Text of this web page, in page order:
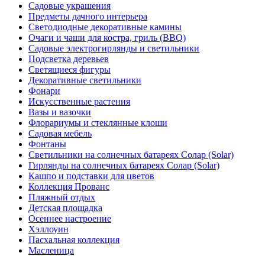
Садовые украшения
Предметы дачного интерьера
Светодиодные декоративные камины
Очаги и чаши для костра, гриль (BBQ)
Садовые электрогирлянды и светильники
Подсветка деревьев
Светящиеся фигуры
Декоративные светильники
Фонари
Искусственные растения
Вазы и вазочки
Флорариумы и стеклянные клоши
Садовая мебель
Фонтаны
Светильники на солнечных батареях Солар (Solar)
Гирлянды на солнечных батареях Солар (Solar)
Кашпо и подставки для цветов
Коллекция Прованс
Пляжный отдых
Детская площадка
Осеннее настроение
Хэллоуин
Пасхальная коллекция
Масленица